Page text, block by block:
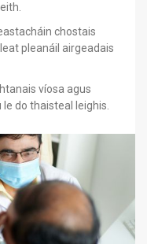
chostais
pleanáil airgeadais
víosa agus
do thaisteal leighis.